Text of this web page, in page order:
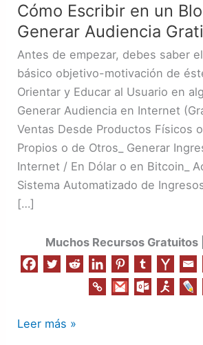
Cómo Escribir en un
Generar Audiencia
Antes de empezar, debes saber
básico objetivo-motivación de
Orientar y Educar al Usuario en
Generar Audiencia en Internet
Ventas Desde Productos Físicos
Propios o de Otros_ Generar
Internet / En Dólar o en Bitcoin_
Sistema Automatizado de
[…]
Muchos Recursos Gratuitos
Gratis
Leer más »